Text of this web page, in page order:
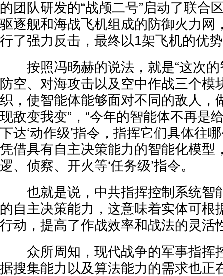
的团队研发的“战颅二号”启动了联合
驱逐舰和海战飞机组成的防御火力网
行了强力反击，最终以1架飞机的优
按照冯旸赫的说法，就是“这次的
防空、对海攻击以及空中作战三个模
织，使智能体能够面对不同的敌人，
现敌变我变”，“今年的智能体不再是
下达‘动作级’指令，指挥它们具体往
凭借具有自主决策能力的智能化模型
逻、侦察、开火等‘任务级’指令。
也就是说，中共指挥控制系统智
的自主决策能力，这意味着实体可根
行动，提高了作战效率和战法的灵活
众所周知，现代战争的军事指挥
据搜集能力以及算法能力的需求也正